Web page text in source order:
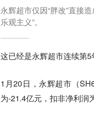
永辉超市仅因“胖改”直接
乐观主义”。
这已经是永辉超市连续第5
1月20日，永辉超市（
为-21.4亿元，扣非净利润